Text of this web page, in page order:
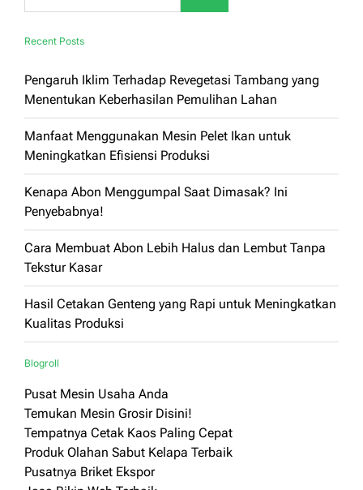
Recent Posts
Pengaruh Iklim Terhadap Revegetasi Tambang yang
Menentukan Keberhasilan Pemulihan Lahan
Manfaat Menggunakan Mesin Pelet Ikan untuk
Meningkatkan Efisiensi Produksi
Kenapa Abon Menggumpal Saat Dimasak? Ini
Penyebabnya!
Cara Membuat Abon Lebih Halus dan Lembut Tanpa
Tekstur Kasar
Hasil Cetakan Genteng yang Rapi untuk Meningkatkan
Kualitas Produksi
Blogroll
Pusat Mesin Usaha Anda
Temukan Mesin Grosir Disini!
Tempatnya Cetak Kaos Paling Cepat
Produk Olahan Sabut Kelapa Terbaik
Pusatnya Briket Ekspor